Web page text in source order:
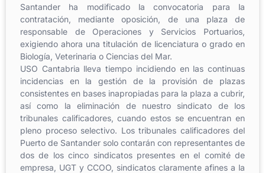
Santander ha modificado la convocatoria para la
contratación, mediante oposición, de una plaza de
responsable de Operaciones y Servicios Portuarios,
exigiendo ahora una titulación de licenciatura o grado en
Biología, Veterinaria o Ciencias del Mar.
USO Cantabria lleva tiempo incidiendo en las continuas
incidencias en la gestión de la provisión de plazas
consistentes en bases inapropiadas para la plaza a cubrir,
así como la eliminación de nuestro sindicato de los
tribunales calificadores, cuando estos se encuentran en
pleno proceso selectivo. Los tribunales calificadores del
Puerto de Santander solo contarán con representantes de
dos de los cinco sindicatos presentes en el comité de
empresa, UGT y CCOO, sindicatos claramente afines a la